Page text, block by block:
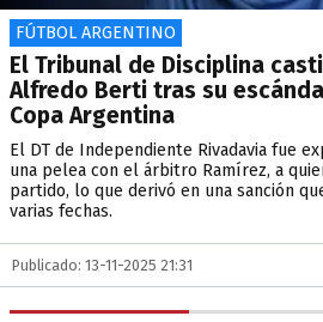
FÚTBOL ARGENTINO
El Tribunal de Disciplina
Alfredo Berti tras su
Copa Argentina
El DT de Independiente Rivadavia fue
una pelea con el árbitro Ramírez, a
partido, lo que derivó en una sanción
varias fechas.
Publicado: 13-11-2025 21:31